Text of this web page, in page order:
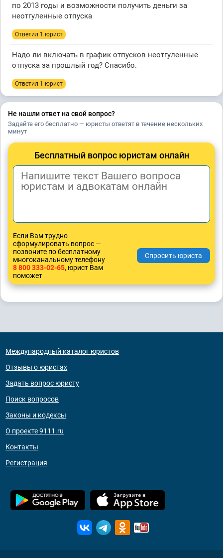
по 2013 годы и возможности получить деньги за
неотгуленные отпуска
Ответил 1 юрист
Надо ли включать в график отпусков неотгуленные
отпуска за прошлый год? Спасибо.
Ответил 1 юрист
Не нашли ответ на свой вопрос?
Задайте его бесплатно — юристы ответят в течение нескольких
минут
Бесплатный вопрос юристам онлайн
Если Вам трудно
сформулировать вопрос —
позвоните по бесплатному
многоканальному телефону
8 800 333-02-65, юрист Вам
поможет
Международный каталог юристов
Отзывы о юристах
Задать вопрос юристу
Поиск вопросов
Законы и кодексы
О проекте 9111.ru
Контакты
Регистрация